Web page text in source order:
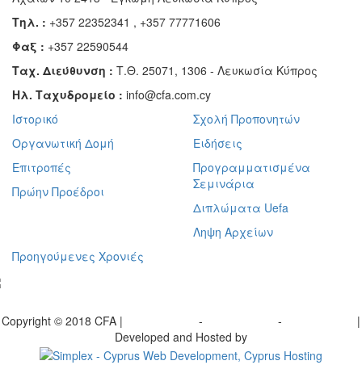
Τηλ. : +357 22352341 , +357 77771606
Φαξ : +357 22590544
Ταχ. Διεύθυνση : Τ.Θ. 25071, 1306 - Λευκωσία Κύπρος
Ηλ. Ταχυδρομείο : info@cfa.com.cy
Ιστορικό
Οργανωτική Δομή
Επιτροπές
Πρώην Προέδροι
Σχολή Προπονητών
Ειδήσεις
Προγραμματισμένα
Σεμινάρια
Διπλώματα Uefa
Ληψη Αρχείων
Προηγούμενες Χρονιές
Copyright © 2018 CFA | - -
|
Developed and Hosted by